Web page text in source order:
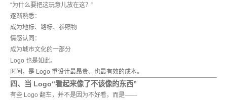
“为什么要把这玩意儿放在这？”
逐渐熟悉：
成为地标、路标、参照物
情感认同 ：
成为城市文化的一部分
Logo 也是如此。
时间，是 Logo 重设计最昂贵、也最有效的成本。
四、当 Logo“看起来像了不该像的东西”
有些 Logo 翻车，并不是因为不好看，而是——